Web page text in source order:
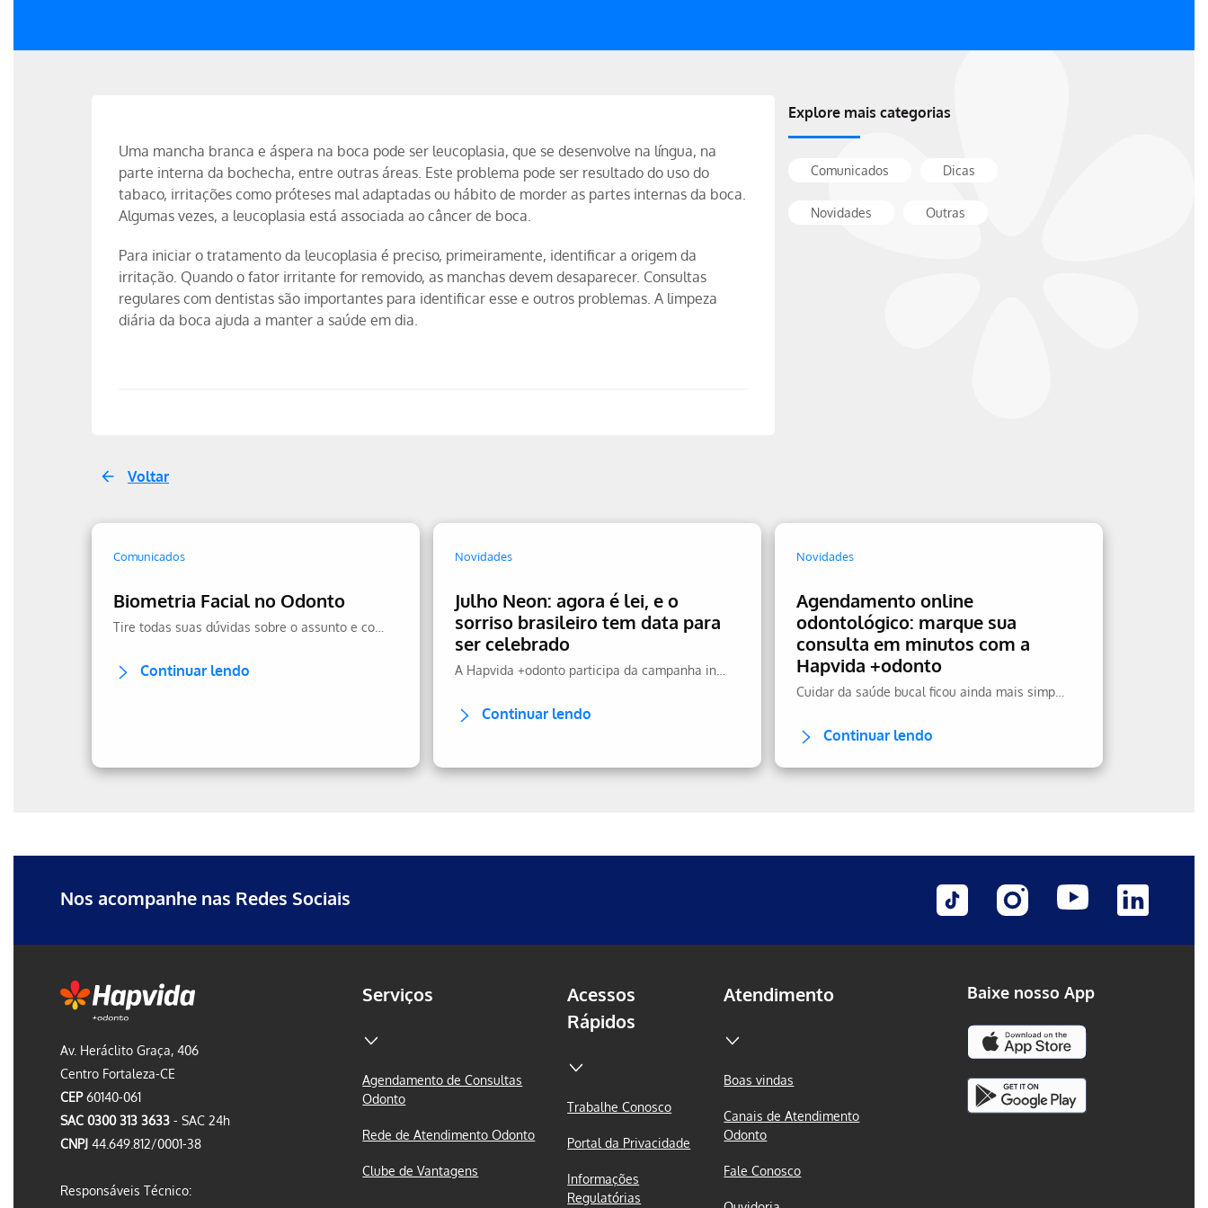
Uma mancha branca e áspera na boca pode ser leucoplasia, que se desenvolve na língua, na
parte interna da bochecha, entre outras áreas. Este problema pode ser resultado do uso do
tabaco, irritações como próteses mal adaptadas ou hábito de morder as partes internas da boca.
Algumas vezes, a leucoplasia está associada ao câncer de boca.
Para iniciar o tratamento da leucoplasia é preciso, primeiramente, identificar a origem da
irritação. Quando o fator irritante for removido, as manchas devem desaparecer. Consultas
regulares com dentistas são importantes para identificar esse e outros problemas. A limpeza
diária da boca ajuda a manter a saúde em dia.
Explore mais categorias
Comunicados Dicas
Novidades Outras
Voltar
Comunicados
Biometria Facial no Odonto
Continuar lendo
Novidades
Julho Neon: agora é lei, e o
sorriso brasileiro tem data para
ser celebrado
Continuar lendo
Novidades
Agendamento online
odontológico: marque sua
consulta em minutos com a
Hapvida +odonto
Continuar lendo
Nos acompanhe nas Redes Sociais
Av. Heráclito Graça, 406
Centro Fortaleza-CE
CEP60140-061
SAC 0300 313 3633- SAC 24h
CNPJ44.649.812/0001-38
Responsáveis Técnico:
Serviços
Agendamento de Consultas
Odonto
Rede de Atendimento Odonto
Clube de Vantagens
Acessos
Rápidos
Trabalhe Conosco
Portal da Privacidade
Informações
Regulatórias
Atendimento
Boas vindas
Canais de Atendimento
Odonto
Fale Conosco
Baixe nosso App